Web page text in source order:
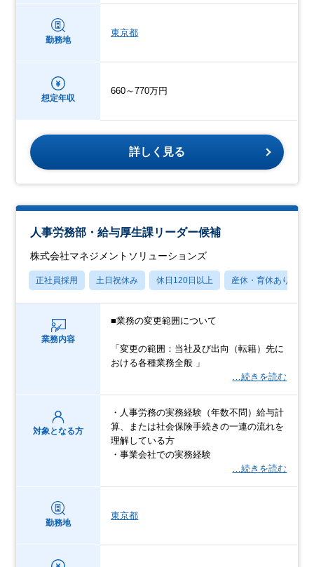
勤務地
東京都
想定年収
660～770万円
詳しく見る
人事労務部・給与厚生課リーダー候補
株式会社マネジメントソリューションズ
正社員採用 土日祝休み 休日120日以上 産休・育休あり
業務内容
■業務の変更範囲について
「変更の範囲：当社及び出向（転籍）先に
おける各種業務全般 」
…続きを読む
対象となる方
・人事労務の実務経験（年数不問）給与計
算、または社会保険手続きの一連の流れを
理解している方
・事業会社での実務経験
…続きを読む
勤務地
東京都